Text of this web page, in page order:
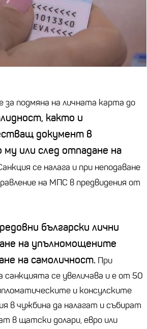
за подмяна на личната карта до
както и
документ в
или след отпадане на
се налага и при неподаване
на МПС в предвидения от
български лични
на упълномощените
на самоличност. При
санкцията се увеличава и е от 50
и консулските
в чужбина да налагат и събират
в щатски долари, евро или